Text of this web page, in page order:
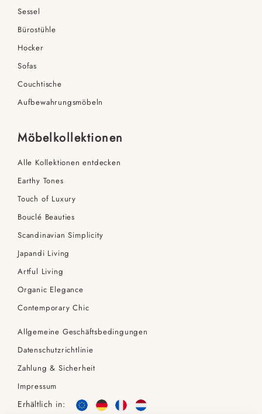
Sessel
Bürostühle
Hocker
Sofas
Couchtische
Aufbewahrungsmöbeln
Möbelkollektionen
Alle Kollektionen entdecken
Earthy Tones
Touch of Luxury
Bouclé Beauties
Scandinavian Simplicity
Japandi Living
Artful Living
Organic Elegance
Contemporary Chic
Allgemeine Geschäftsbedingungen
Datenschutzrichtlinie
Zahlung & Sicherheit
Impressum
Erhältlich in: